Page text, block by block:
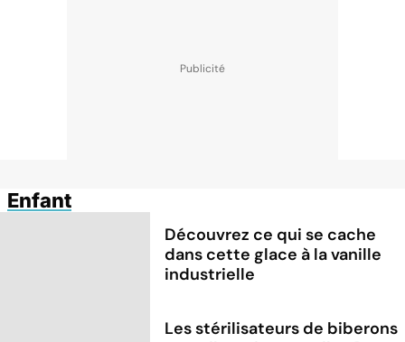
Enfant
Découvrez ce qui se cache
dans cette glace à la vanille
industrielle
Les stérilisateurs de biberons